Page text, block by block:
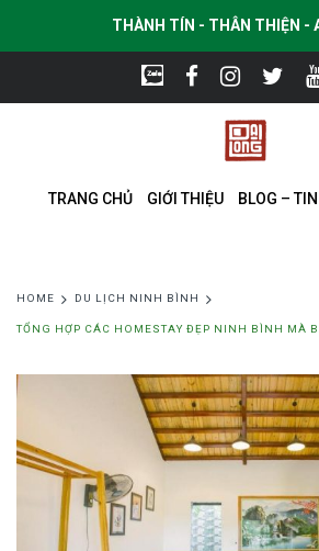
THÀNH TÍN - THÂN THIỆN -
TRANG CHỦ GIỚI THIỆU BLOG –
HOME DU LỊCH NINH BÌNH
TỔNG HỢP CÁC HOMESTAY ĐẸP NINH BÌNH MÀ